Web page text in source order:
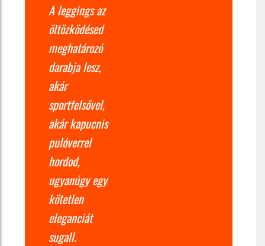
A leggings az
öltözködésed
meghatározó
darabja lesz,
akár
sportfelsővel,
akár kapucnis
pulóverrel
hordod,
ugyanúgy egy
kötetlen
eleganciát
sugall.